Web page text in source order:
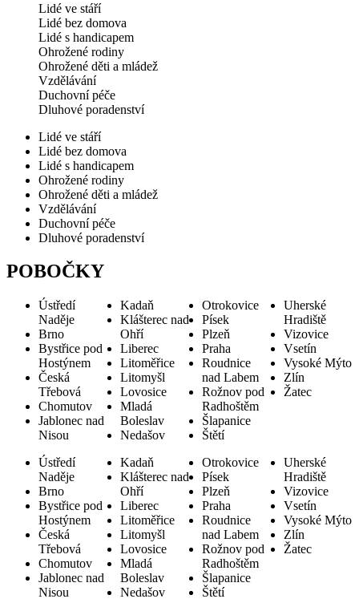
Lidé ve stáří
Lidé bez domova
Lidé s handicapem
Ohrožené rodiny
Ohrožené děti a mládež
Vzdělávání
Duchovní péče
Dluhové poradenství
Lidé ve stáří
Lidé bez domova
Lidé s handicapem
Ohrožené rodiny
Ohrožené děti a mládež
Vzdělávání
Duchovní péče
Dluhové poradenství
POBOČKY
Ústředí
Naděje
Brno
Bystřice pod
Hostýnem
Česká
Třebová
Chomutov
Jablonec nad
Nisou
Kadaň
Klášterec nad
Ohří
Liberec
Litoměřice
Litomyšl
Lovosice
Mladá
Boleslav
Nedašov
Otrokovice
Písek
Plzeň
Praha
Roudnice
nad Labem
Rožnov pod
Radhoštěm
Šlapanice
Štětí
Uherské
Hradiště
Vizovice
Vsetín
Vysoké Mýto
Zlín
Žatec
Ústředí
Naděje
Brno
Bystřice pod
Hostýnem
Česká
Třebová
Chomutov
Jablonec nad
Nisou
Kadaň
Klášterec nad
Ohří
Liberec
Litoměřice
Litomyšl
Lovosice
Mladá
Boleslav
Nedašov
Otrokovice
Písek
Plzeň
Praha
Roudnice
nad Labem
Rožnov pod
Radhoštěm
Šlapanice
Štětí
Uherské
Hradiště
Vizovice
Vsetín
Vysoké Mýto
Zlín
Žatec